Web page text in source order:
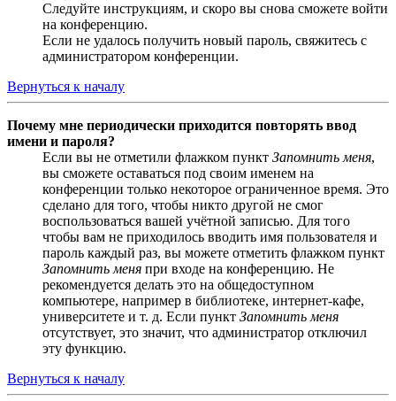
Следуйте инструкциям, и скоро вы снова сможете войти
на конференцию.
Если не удалось получить новый пароль, свяжитесь с
администратором конференции.
Вернуться к началу
Почему мне периодически приходится повторять ввод
имени и пароля?
Если вы не отметили флажком пункт Запомнить меня,
вы сможете оставаться под своим именем на
конференции только некоторое ограниченное время. Это
сделано для того, чтобы никто другой не смог
воспользоваться вашей учётной записью. Для того
чтобы вам не приходилось вводить имя пользователя и
пароль каждый раз, вы можете отметить флажком пункт
Запомнить меня при входе на конференцию. Не
рекомендуется делать это на общедоступном
компьютере, например в библиотеке, интернет-кафе,
университете и т. д. Если пункт Запомнить меня
отсутствует, это значит, что администратор отключил
эту функцию.
Вернуться к началу